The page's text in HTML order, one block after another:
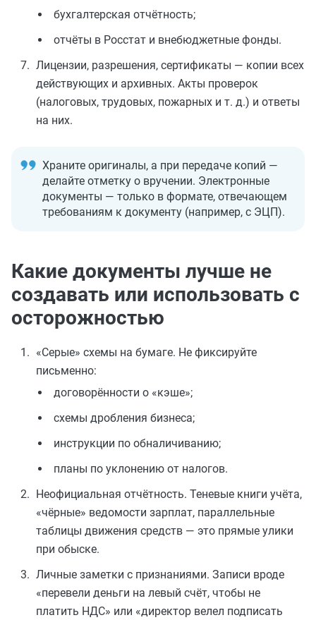
бухгалтерская отчётность;
отчёты в Росстат и внебюджетные фонды.
Лицензии, разрешения, сертификаты — копии всех
действующих и архивных. Акты проверок
(налоговых, трудовых, пожарных и т. д.) и ответы
на них.
Храните оригиналы, а при передаче копий —
делайте отметку о вручении. Электронные
документы — только в формате, отвечающем
требованиям к документу (например, с ЭЦП).
Какие документы лучше не
создавать или использовать с
осторожностью
«Серые» схемы на бумаге. Не фиксируйте
письменно:
договорённости о «кэше»;
схемы дробления бизнеса;
инструкции по обналичиванию;
планы по уклонению от налогов.
Неофициальная отчётность. Теневые книги учёта,
«чёрные» ведомости зарплат, параллельные
таблицы движения средств — это прямые улики
при обыске.
Личные заметки с признаниями. Записи вроде
«перевели деньги на левый счёт, чтобы не
платить НДС» или «директор велел подписать